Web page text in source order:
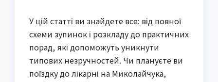
У цій статті ви знайдете все: від повної
схеми зупинок і розкладу до практичних
порад, які допоможуть уникнути
типових незручностей. Чи плануєте ви
поїздку до лікарні на Миколайчука,